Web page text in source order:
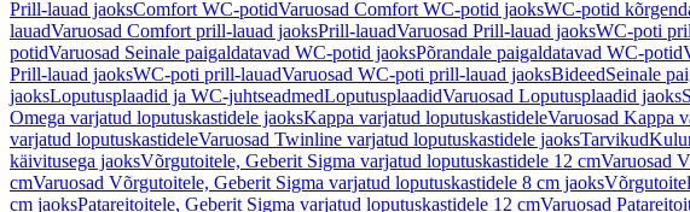
Prill-lauad jaoksComfort WC-potidVaruosad Comfort WC-potid jaoksWC-potid
lauadVaruosad Comfort prill-lauad jaoksPrill-lauadVaruosad Prill-lauad jaoksWC-poti
potidVaruosad Seinale paigaldatavad WC-potid jaoksPõrandale paigaldatavad WC-potid
Prill-lauad jaoksWC-poti prill-lauadVaruosad WC-poti prill-lauad jaoksBideedSeinale
jaoksLoputusplaadid ja WC-juhtseadmedLoputusplaadidVaruosad Loputusplaadid jaoks
Omega varjatud loputuskastidele jaoksKappa varjatud loputuskastideleVaruosad Kappa
varjatud loputuskastideleVaruosad Twinline varjatud loputuskastidele jaoksTarvikud
käivitusega jaoksVõrgutoitele, Geberit Sigma varjatud loputuskastidele 12 cmVaruosad
cmVaruosad Võrgutoitele, Geberit Sigma varjatud loputuskastidele 8 cm jaoks
cm jaoksPatareitoitele, Geberit Sigma varjatud loputuskastidele 12 cmVaruosad